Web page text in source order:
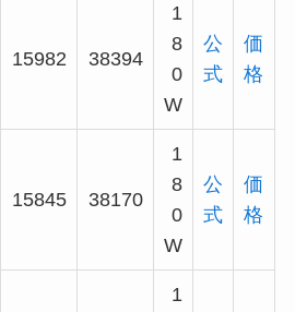
15982 38394
1
8
0
W
公
式
価
格
15845 38170
1
8
0
W
公
式
価
格
1